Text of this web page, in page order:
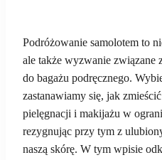
Podróżowanie samolotem to
ale także wyzwanie związane
do bagażu podręcznego.
zastanawiamy się, jak
pielęgnacji i makijażu w
rezygnując przy tym z
naszą skórę. W tym wpisie